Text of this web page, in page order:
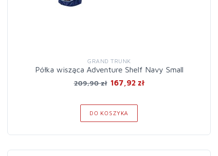
GRAND TRUNK
Półka wisząca Adventure Shelf Navy Small
209,90 zł 167,92 zł
DO KOSZYKA